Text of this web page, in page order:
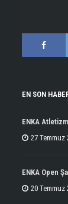
EN SON
ENKA
27 Temmuz
ENKA Open
20 Temmuz